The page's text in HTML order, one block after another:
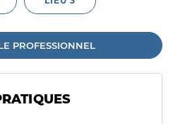
PROFESSIONNEL